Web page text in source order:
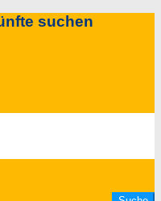
suchen